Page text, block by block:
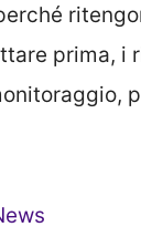
prima, i
,